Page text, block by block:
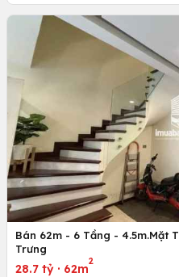
Bán 62m - 6 Tầng - 4.5m.Mặt
Trưng
28.7 tỷ · 62m
2